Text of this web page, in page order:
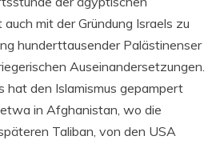
auch mit der Gründung Israels zu
hunderttausender Palästinenser
Auseinandersetzungen.
hat den Islamismus gepampert
in Afghanistan, wo die
Taliban, von den USA